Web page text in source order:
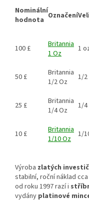
Nominální
hodnota Označení
100 £
Britannia
1 Oz
1
50 £
Britannia
1/2 Oz
1/2
25 £
Britannia
1/4 Oz
1/4
10 £
Britannia
1/10 Oz
1/
Výroba zlatých
stabilní, roční náklad
od roku 1997 razí i
vydány platinové